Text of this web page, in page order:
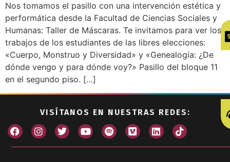
Nos tomamos el pasillo con una intervención estética y
performática desde la Facultad de Ciencias Sociales y
Humanas: Taller de Máscaras. Te invitamos para ver los
trabajos de los estudiantes de las libres elecciones:
«Cuerpo, Monstruo y Diversidad» y «Genealogía: ¿De
dónde vengo y para dónde voy?» Pasillo del bloque 11
en el segundo piso. […]
VISÍTANOS EN NUESTRAS REDES: